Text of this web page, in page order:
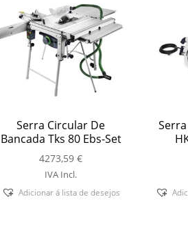
Serra Circular De
Bancada Tks 80 Ebs-Set
4273,59€
IVA Incl.
Adicionar á lista de desejos